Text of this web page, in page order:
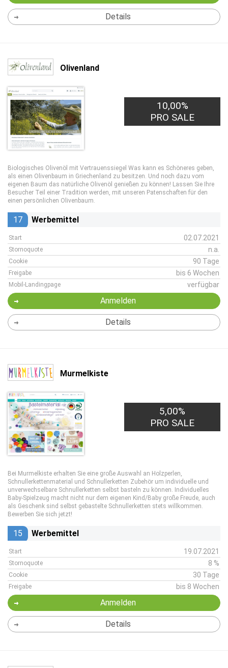
Details
Olivenland
10,00%
PRO SALE
Biologisches Olivenöl mit Vertrauenssiegel Was kann es Schöneres geben,
als einen Olivenbaum in Griechenland zu besitzen. Und noch dazu vom
eigenen Baum das natürliche Olivenöl genießen zu können! Lassen Sie Ihre
Besucher Teil einer Tradition werden, mit unseren Patenschaften für den
einen persönlichen Olivenbaum.
17 Werbemittel
Start 02.07.2021
Stornoquote n.a.
Cookie 90 Tage
Freigabe bis 6 Wochen
Mobil-Landingpage verfügbar
Anmelden
Details
Murmelkiste
5,00%
PRO SALE
Bei Murmelkiste erhalten Sie eine große Auswahl an Holzperlen,
Schnullerkettenmaterial und Schnullerketten Zubehör um individuelle und
unverwechselbare Schnullerketten selbst basteln zu können. Individuelles
Baby-Spielzeug macht nicht nur dem eigenen Kind/Baby große Freude, auch
als Geschenk sind selbst gebastelte Schnullerketten stets willkommen.
Bewerben Sie sich jetzt!
15 Werbemittel
Start 19.07.2021
Stornoquote 8 %
Cookie 30 Tage
Freigabe bis 8 Wochen
Anmelden
Details